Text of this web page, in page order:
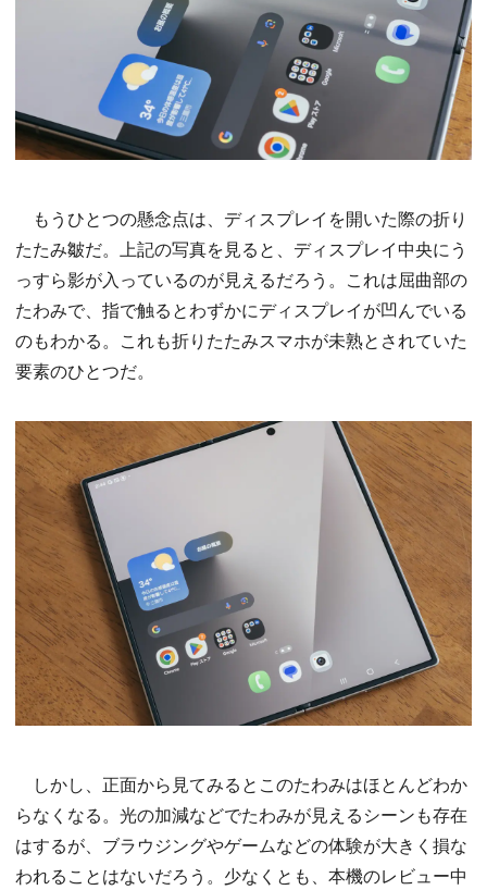
もうひとつの懸念点は、ディスプレイを開いた際の折り
たたみ皺だ。上記の写真を見ると、ディスプレイ中央にう
っすら影が入っているのが見えるだろう。これは屈曲部の
たわみで、指で触るとわずかにディスプレイが凹んでいる
のもわかる。これも折りたたみスマホが未熟とされていた
要素のひとつだ。
しかし、正面から見てみるとこのたわみはほとんどわか
らなくなる。光の加減などでたわみが見えるシーンも存在
はするが、ブラウジングやゲームなどの体験が大きく損な
われることはないだろう。少なくとも、本機のレビュー中